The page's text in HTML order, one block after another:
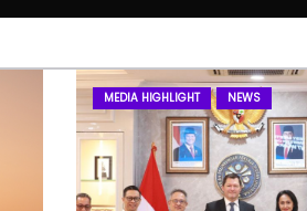
MEDIA HIGHLIGHT NEWS